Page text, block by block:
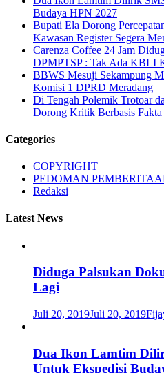
Budaya HPN 2027
Bupati Ela Dorong
Kawasan Register Segera
Carenza Coffee 24 Jam
DPMPTSP : Tak Ada KBLI
BBWS Mesuji Sekampung
Komisi 1 DPRD Meradang
Di Tengah Polemik Trotoar
Dorong Kritik Berbasis Fakta
Categories
COPYRIGHT
PEDOMAN
Redaksi
Latest News
Diduga Palsukan
Lagi
Juli 20, 2019Juli 20, 2019
Dua Ikon Lamtim
Untuk Ekspedisi